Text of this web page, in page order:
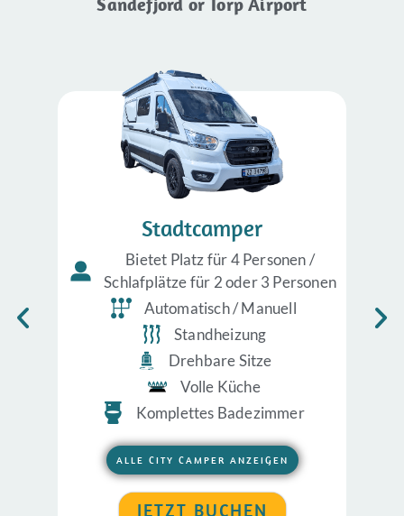
Stadtcamper
Bietet Platz für 4 Personen /
Schlafplätze für 2 oder 3 Personen
Automatisch / Manuell
Standheizung
Drehbare Sitze
Volle Küche
Komplettes Badezimmer
ALLE CITY CAMPER ANZEIGEN
JETZT BUCHEN